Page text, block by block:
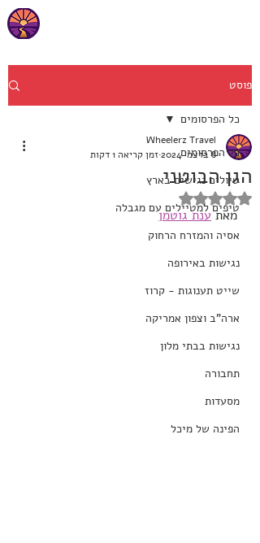
פוסט
כל הפרסומים
טיולים נגישים בארץ
טיפים למטיילים עם מגבלה
אסיה והמזרח הרחוק
נגישות באירופה
שייט תענוגות - קרוז
ארה"ב וצפון אמריקה
נגישות בבתי מלון
תחבורה
מסעדות
הפינה של מיכל
כל הפרסומים
הגן הבוטני
Wheelerz Travel
8 בדצמ׳ 2024
זמן קריאה 1 דקות
דירוג של NaN מתוך 5 כוכבים
מאת ענת גוטמן